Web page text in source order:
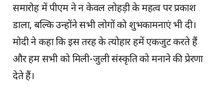
समारोह में पीएम ने न केवल लोहड़ी के महत्व पर प्रकाश
डाला, बल्कि उन्होंने सभी लोगों को शुभकामनाएं भी दी।
मोदी ने कहा कि इस तरह के त्योहार हमें एकजुट करते हैं
और हम सभी को मिली-जुली संस्कृति को मनाने की प्रेरणा
देते हैं।